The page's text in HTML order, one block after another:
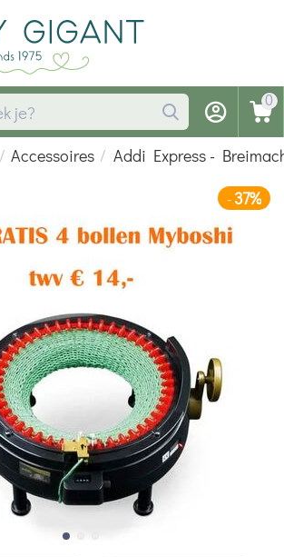
0
/ Accessoires / Addi Express -
-37%